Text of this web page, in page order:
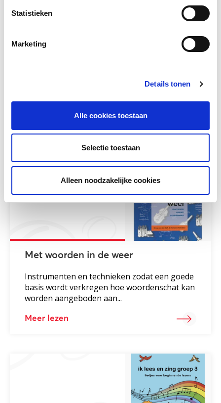
Statistieken
Marketing
Details tonen
Alle cookies toestaan
Selectie toestaan
Alleen noodzakelijke cookies
Wereld vol Woorden – thematisch
Woorden bestaat uit 9 thema’s die zijn
verdeeld over...
Meer lezen
Met woorden in de weer
Instrumenten en technieken zodat een goede
basis wordt verkregen hoe woordenschat kan
worden aangeboden aan...
Meer lezen